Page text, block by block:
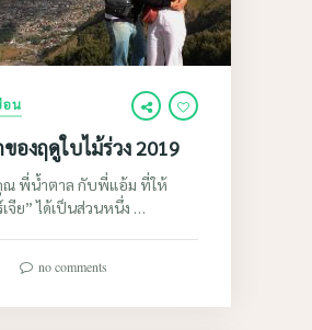
อน
องฤดูใบไม้ร่วง 2019
พี่น้ำตาล​ กับพี่แอ้ม​ ที่ให้
จีย” ได้เป็นส่วนหนึ่ง …
no comments